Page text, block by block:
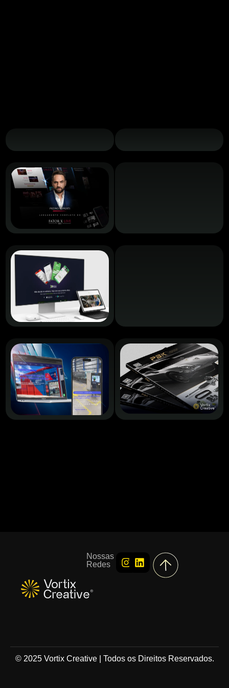
© 2025 Vortix Creative | Todos os Direitos Reservados.
Nossas
Redes